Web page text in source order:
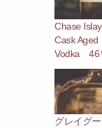
Chase
Cask Aged
Vodka 46
グレイグ